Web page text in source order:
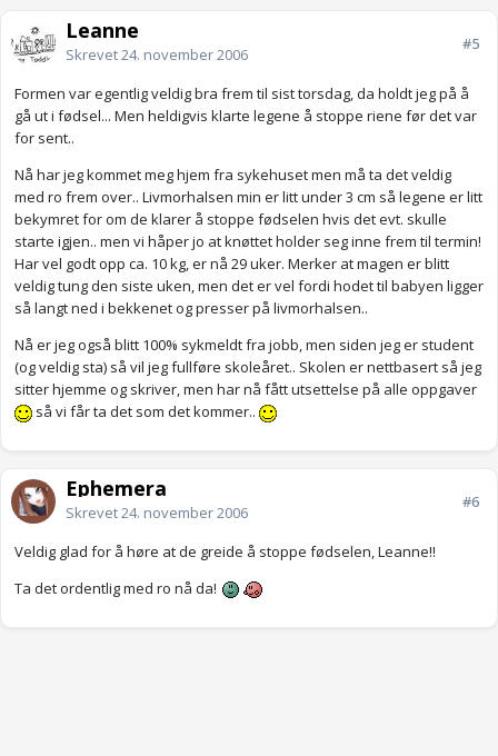
Leanne
Skrevet24. november 2006
#5
Formen var egentlig veldig bra frem til sist torsdag, da holdt jeg på å
gå ut i fødsel... Men heldigvis klarte legene å stoppe riene før det var
for sent..
Nå har jeg kommet meg hjem fra sykehuset men må ta det veldig
med ro frem over.. Livmorhalsen min er litt under 3 cm så legene er litt
bekymret for om de klarer å stoppe fødselen hvis det evt. skulle
starte igjen.. men vi håper jo at knøttet holder seg inne frem til termin!
Har vel godt opp ca. 10 kg, er nå 29 uker. Merker at magen er blitt
veldig tung den siste uken, men det er vel fordi hodet til babyen ligger
så langt ned i bekkenet og presser på livmorhalsen..
Nå er jeg også blitt 100% sykmeldt fra jobb, men siden jeg er student
(og veldig sta) så vil jeg fullføre skoleåret.. Skolen er nettbasert så jeg
sitter hjemme og skriver, men har nå fått utsettelse på alle oppgaver
så vi får ta det som det kommer..
Ephemera
Skrevet24. november 2006
#6
Veldig glad for å høre at de greide å stoppe fødselen, Leanne!!
Ta det ordentlig med ro nå da!